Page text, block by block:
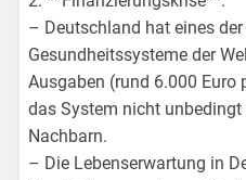
– Deutschland hat eines der
Gesundheitssysteme der
Ausgaben (rund 6.000
das System nicht unbedingt
Nachbarn.
– Die Lebenserwartung in